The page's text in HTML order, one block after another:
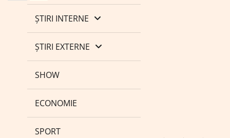
ȘTIRI INTERNE
ȘTIRI EXTERNE
SHOW
ECONOMIE
SPORT